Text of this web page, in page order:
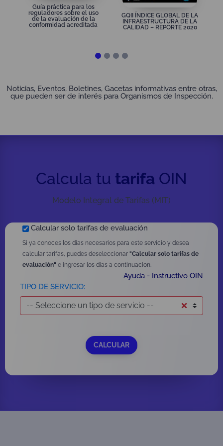
Guía práctica para los
reguladores sobre el uso
de la evaluación de la
conformidad acreditada
GQII ÍNDICE GLOBAL DE LA
INFRAESTRUCTURA DE LA
CALIDAD – REPORTE 2020
José Félix Lafaurie F
Somos el aliado para producir más, con mejor
Noticias, Eventos, Boletines, Gacetas informativas entre otras,
que pueden ser de interés para Organismos de Inspección.
Calcula tu tarifa OIN
Modelo Integral de Tarifas (MIT)
Calcular solo tarifas de evaluación
Si ya conoces los dias necesarios para este servicio y desea
calcular tarifas, puedes deseleccionar "Calcular solo tarifas de
evaluación" e ingresar los dias a continuacion.
Ayuda - Instructivo OIN
TIPO DE SERVICIO: